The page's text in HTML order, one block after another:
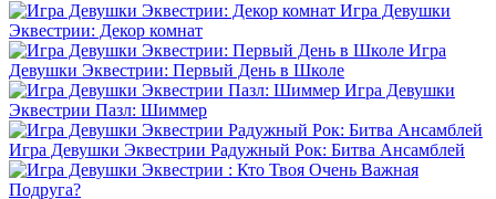
Игра Девушки
Эквестрии: Декор комнат
Игра
Девушки Эквестрии: Первый День в Школе
Игра Девушки
Эквестрии Пазл: Шиммер
Игра Девушки Эквестрии Радужный Рок: Битва Ансамблей